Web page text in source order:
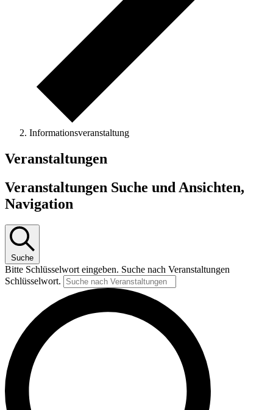
Informationsveranstaltung
Veranstaltungen
Veranstaltungen Suche und Ansichten,
Navigation
Suche
Bitte Schlüsselwort eingeben. Suche nach Veranstaltungen
Schlüsselwort.